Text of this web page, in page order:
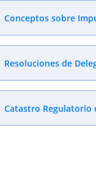
Conceptos sobre
Resoluciones de
Catastro Regulatorio